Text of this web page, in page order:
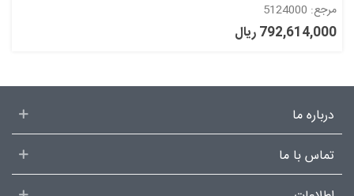
مرجع: 5124000
792,614,000 ریال
درباره ما
تماس با ما